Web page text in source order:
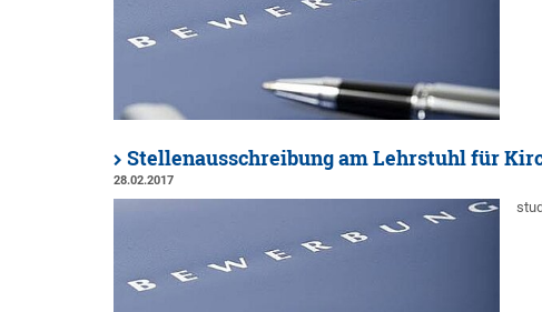
Stellenausschreibung am Lehrstuhl für
28.02.2017